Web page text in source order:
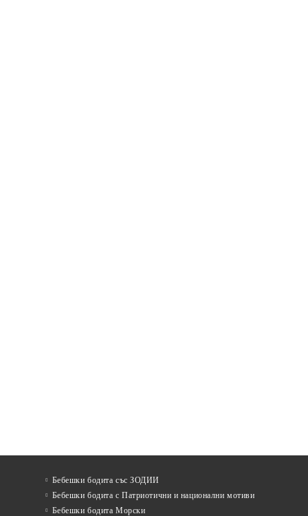
Бебешки бодита със ЗОДИИ
Бебешки бодита с Патриотични и национални мотиви
Бебешки бодита Морски